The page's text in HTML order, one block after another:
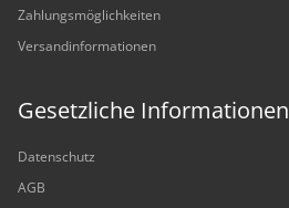
Zahlungsmöglichkeiten
Versandinformationen
Gesetzliche Informationen
Datenschutz
AGB